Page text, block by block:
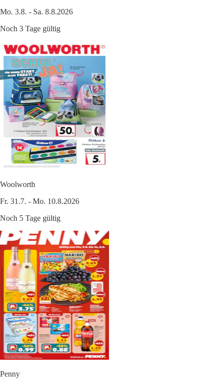
Mo. 3.8. - Sa. 8.8.2026
Noch 3 Tage gültig
Woolworth
Fr. 31.7. - Mo. 10.8.2026
Noch 5 Tage gültig
Penny